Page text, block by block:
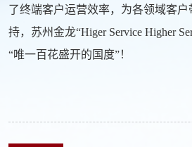
了终端客户运营效率，为各领域客
持，苏州金龙“Higer Service Higher
“唯一百花盛开的国度”！